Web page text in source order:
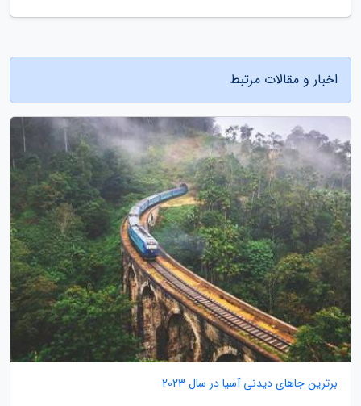
اخبار و مقالات مرتبط
برترین جاهای دیدنی آسیا در سال 2023